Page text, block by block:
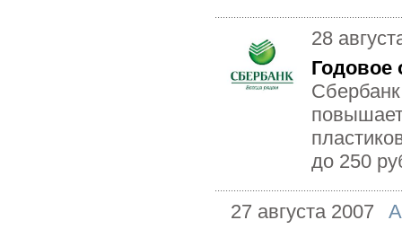
28
Годовое
до 250
27 августа 2007